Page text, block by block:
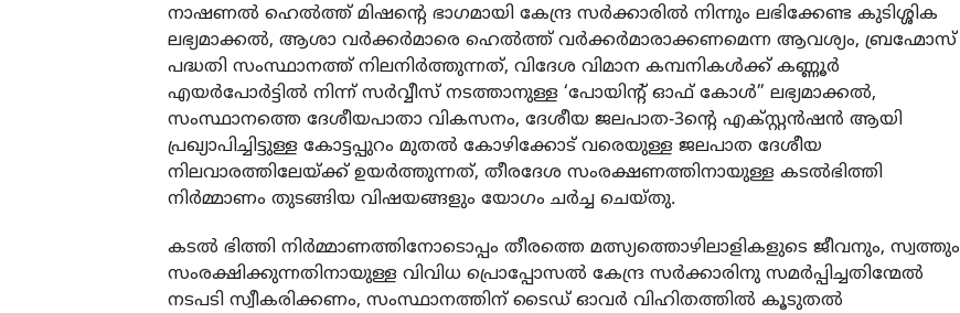
നാഷണൽ ഹെൽത്ത് മിഷൻ്റെ ഭാഗമായി കേന്ദ്ര സർക്കാരിൽ നിന്നും ലഭിക്കേണ്ട കുടിശ്ശിക
ലഭ്യമാക്കൽ, ആശാ വർക്കർമാരെ ഹെൽത്ത് വർക്കർമാരാക്കണമെന്ന ആവശ്യം, ബ്രഹ്മോസ്
പദ്ധതി സംസ്ഥാനത്ത് നിലനിർത്തുന്നത്, വിദേശ വിമാന കമ്പനികൾക്ക് കണ്ണൂർ
എയർപോർട്ടിൽ നിന്ന് സർവ്വീസ് നടത്താനുള്ള ‘പോയിൻ്റ് ഓഫ് കോൾ” ലഭ്യമാക്കൽ,
സംസ്ഥാനത്തെ ദേശീയപാതാ വികസനം, ദേശീയ ജലപാത-3ന്റെ എക്സ്റ്റൻഷൻ ആയി
പ്രഖ്യാപിച്ചിട്ടുള്ള കോട്ടപ്പുറം മുതൽ കോഴിക്കോട് വരെയുള്ള ജലപാത ദേശീയ
നിലവാരത്തിലേയ്ക്ക് ഉയർത്തുന്നത്, തീരദേശ സംരക്ഷണത്തിനായുള്ള കടൽഭിത്തി
നിർമ്മാണം തുടങ്ങിയ വിഷയങ്ങളും യോഗം ചർച്ച ചെയ്തു.
കടൽ ഭിത്തി നിർമ്മാണത്തിനോടൊപ്പം തീരത്തെ മത്സ്യത്തൊഴിലാളികളുടെ ജീവനും, സ്വത്തും
സംരക്ഷിക്കുന്നതിനായുള്ള വിവിധ പ്രൊപ്പോസൽ കേന്ദ്ര സർക്കാരിനു സമർപ്പിച്ചതിന്മേൽ
നടപടി സ്വീകരിക്കണം, സംസ്ഥാനത്തിന് ടൈഡ് ഓവർ വിഹിതത്തിൽ കൂടുതൽ